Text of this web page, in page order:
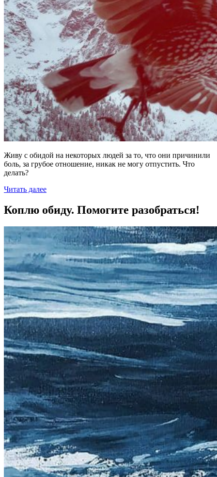
Живу с обидой на некоторых людей за то, что они причинили
боль, за грубое отношение, никак не могу отпустить. Что
делать?
Читать далее
Коплю обиду. Помогите разобраться!